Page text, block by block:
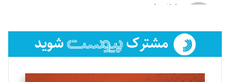
لیلا حنارود
فائزه فتحی رستمی
تحریریه